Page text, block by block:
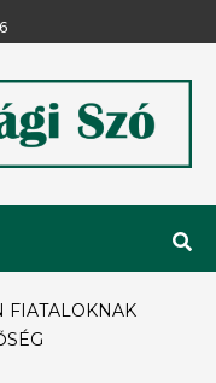
FIATALOKNAK